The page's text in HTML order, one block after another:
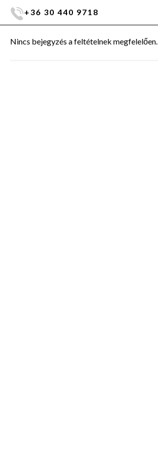
+36 30 440 9718
Nincs bejegyzés a feltételnek megfelelően.